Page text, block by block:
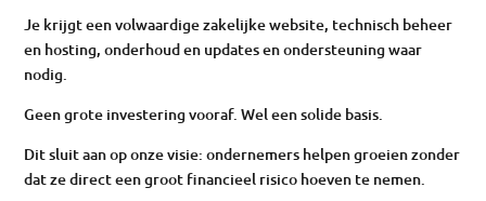
Je krijgt een volwaardige zakelijke website, technisch beheer
en hosting, onderhoud en updates en ondersteuning waar
nodig.
Geen grote investering vooraf. Wel een solide basis.
Dit sluit aan op onze visie: ondernemers helpen groeien zonder
dat ze direct een groot financieel risico hoeven te nemen.